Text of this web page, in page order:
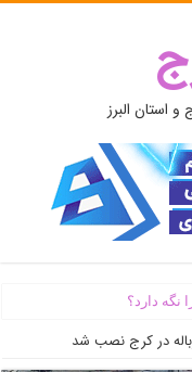
استان البرز
دارد؟